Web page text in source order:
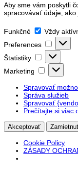
Aby sme vám poskytli
spracovávať údaje,
Funkčné
Vždy
Preferences
Štatistiky
Štatistiky
Marketing
Marketing
Spravovať
Správa služieb
Spravovať
Prečítajte si viac
Akceptovať
Cookie Policy
ZÁSADY